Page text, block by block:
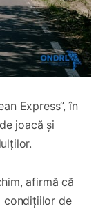
Express”, în
joacă și
afirmă că
condițiilor de